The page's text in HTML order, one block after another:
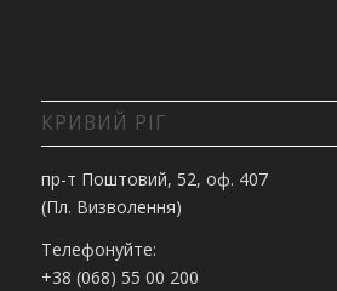
КРИВИЙ РІГ
пр-т Поштовий, 52, оф. 407
(Пл. Визволення)
Телефонуйте:
+38 (068) 55 00 200